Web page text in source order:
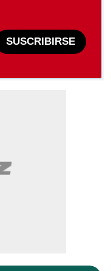
SUSCRIBIRSE